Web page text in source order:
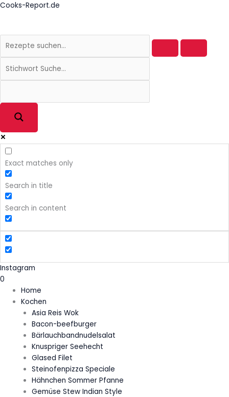
Zum
Cooks-Report.de
Exact matches only
Search in title
Search in content
Instagram
0
Home
Kochen
Asia Reis Wok
Bacon-beefburger
Bärlauchbandnudelsalat
Knuspriger Seehecht
Glased Filet
Steinofenpizza Speciale
Hähnchen Sommer Pfanne
Gemüse Stew Indian Style